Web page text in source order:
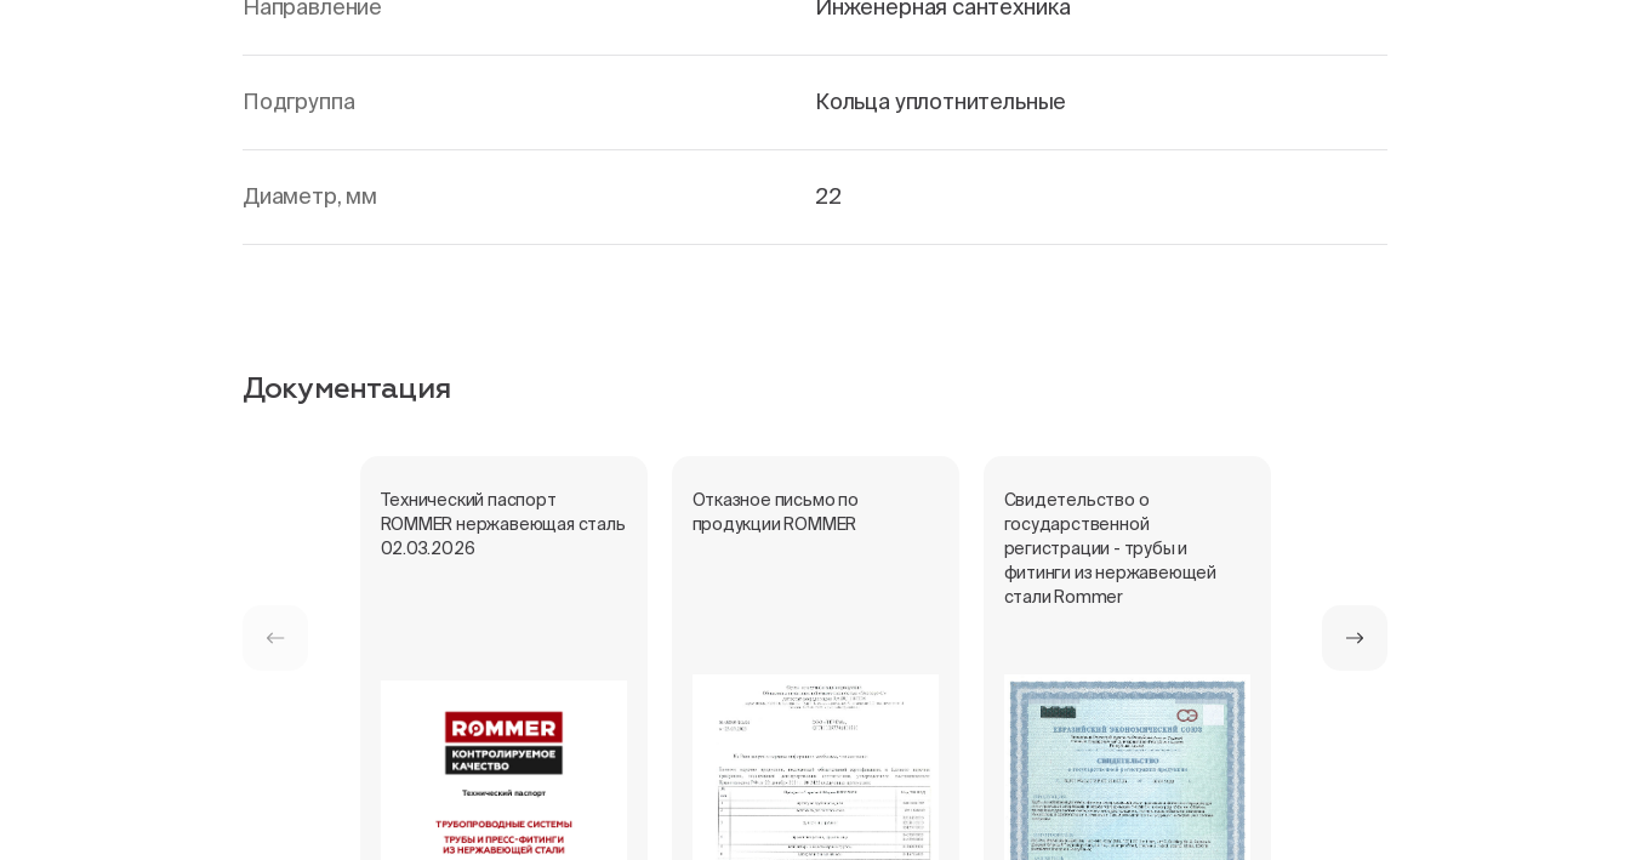
Направление Инженерная сантехника
Подгруппа Кольца уплотнительные
Диаметр, мм 22
Документация
Технический паспорт
ROMMER нержавеющая сталь
02.03.2026
Отказное письмо по
продукции ROMMER
Свидетельство о
государственной
регистрации - трубы и
фитинги из нержавеющей
стали Rommer